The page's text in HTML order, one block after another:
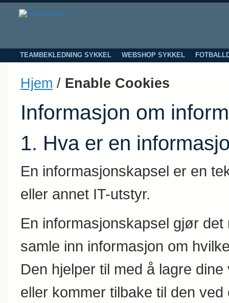
TEAMBEKLEDNING SYKKEL WEBSHOP SYKKEL
Hjem / Enable Cookies
Informasjon om
1. Hva er en
En informasjonskapsel er en
eller annet IT-utstyr.
En informasjonskapsel gjør
samle inn informasjon om
Den hjelper til med å lagre
eller kommer tilbake til den